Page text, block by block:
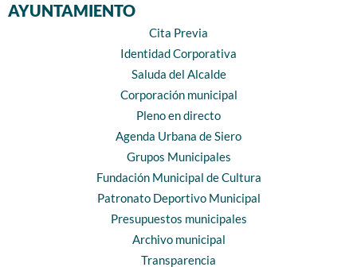
AYUNTAMIENTO
Cita Previa
Identidad Corporativa
Saluda del Alcalde
Corporación municipal
Pleno en directo
Agenda Urbana de Siero
Grupos Municipales
Fundación Municipal de Cultura
Patronato Deportivo Municipal
Presupuestos municipales
Archivo municipal
Transparencia